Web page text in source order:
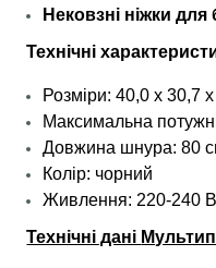
Нековзні ніжки для
Технічні
Розміри: 40,0 x 30,7
Максимальна
Довжина шнура: 80
Колір: чорний
Живлення: 220-240
Технічні дані